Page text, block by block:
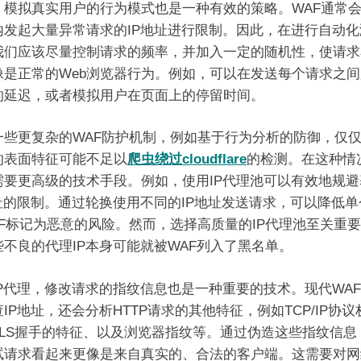
模拟真实用户的行为模式也是一种有效的策略。WAF通常
发起大量异常请求的IP地址进行限制。因此，在进行自动
们应该尽量控制请求的频率，并加入一定的随机性，使请
是正常的Web浏览器行为。例如，可以在发送每个请求之
迟，或者模拟用户在页面上的停留时间。
些更复杂的WAF防护机制，例如基于行为分析的防御，仅
表面特征可能不足以爬虫绕过cloudflare的检测。在这种情
要更高级的技术手段。例如，使用IP代理池可以有效地规
限制。通过轮换使用不同的IP地址发送请求，可以降低
标记为恶意的风险。然而，选择高质量的IP代理池至关重
良的代理IP本身可能就被WAF列入了黑名单。
理，修改请求的指纹信息也是一种重要的技术。现代
IP地址，还会分析HTTP请求的其他特征，例如TCP/IP协议
握手的特征、以及浏览器指纹等。通过伪造这些指纹信息
请求看起来更像是来自真实的、合法的客户端。这需要对